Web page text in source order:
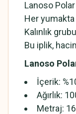
Lanoso
Her yumakta
Kalınlık
Bu iplik,
Lanoso
İçerik:
Ağırlık:
Metraj: